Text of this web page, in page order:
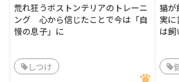
荒れ狂うボストンテリアのトレーニ
ング 心から信じたことで今は「自
慢の息子」に
しつけ
猫
実に
は飼